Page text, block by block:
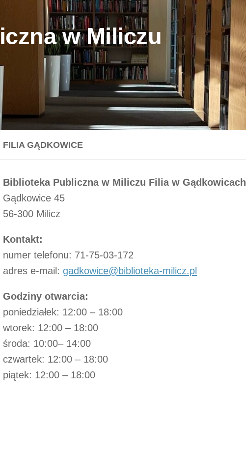
w Miliczu
FILIA GĄDKOWICE
Biblioteka Publiczna w Miliczu Filia w Gądkowicach
Gądkowice 45
56-300 Milicz
Kontakt:
numer telefonu: 71-75-03-172
adres e-mail: gadkowice@biblioteka-milicz.pl
Godziny otwarcia:
poniedziałek: 12:00 – 18:00
wtorek: 12:00 – 18:00
środa: 10:00– 14:00
czwartek: 12:00 – 18:00
piątek: 12:00 – 18:00